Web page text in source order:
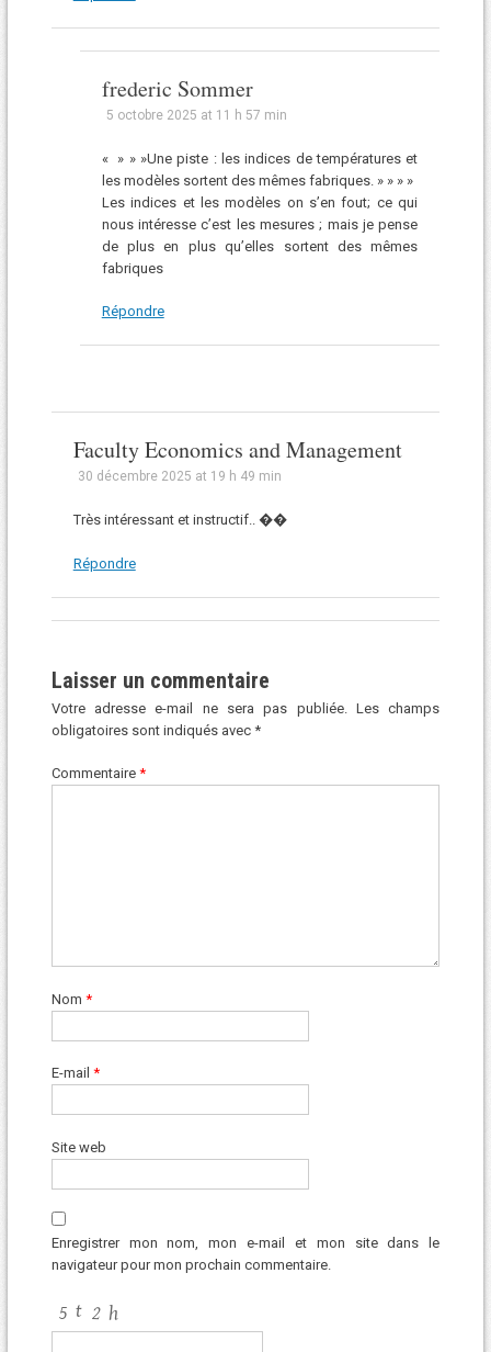
frederic Sommer
5 octobre 2025 at 11 h 57 min
« » » »Une piste : les indices de températures et
les modèles sortent des mêmes fabriques. » » » »
Les indices et les modèles on s’en fout; ce qui
nous intéresse c’est les mesures ; mais je pense
de plus en plus qu’elles sortent des mêmes
fabriques
Répondre
Faculty Economics and Management
30 décembre 2025 at 19 h 49 min
Très intéressant et instructif.. ��
Répondre
Laisser un commentaire
Votre adresse e-mail ne sera pas publiée.
Les champs
obligatoires sont indiqués avec *
Commentaire *
Nom *
E-mail *
Site web
Enregistrer mon nom, mon e-mail et mon site dans le
navigateur pour mon prochain commentaire.